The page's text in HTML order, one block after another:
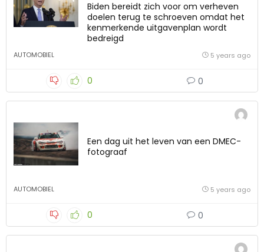
Biden bereidt zich voor om verheven
doelen terug te schroeven omdat het
kenmerkende uitgavenplan wordt
bedreigd
AUTOMOBIEL 5 years ago
0 0
Een dag uit het leven van een DMEC-
fotograaf
AUTOMOBIEL 5 years ago
0 0